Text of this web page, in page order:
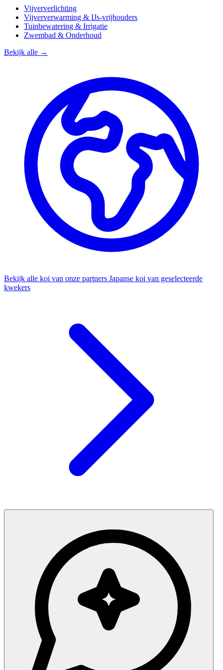
Vijververlichting
Vijververwarming & IJs-vrijhouders
Tuinbewatering & Irrigatie
Zwembad & Onderhoud
Bekijk alle →
Bekijk alle koi van onze partners Japanse koi van geselecteerde
kwekers